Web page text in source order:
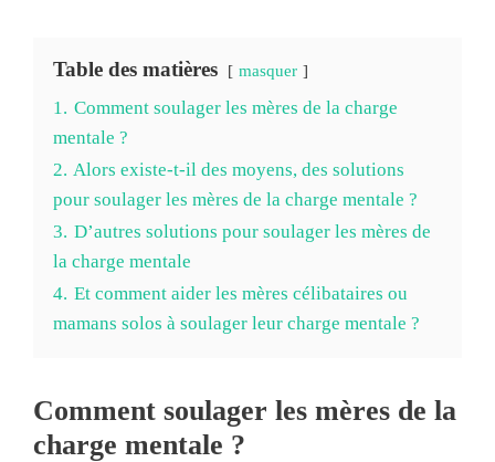
Table des matières masquer
1. Comment soulager les mères de la charge
mentale ?
2. Alors existe-t-il des moyens, des solutions
pour soulager les mères de la charge mentale ?
3. D’autres solutions pour soulager les mères de
la charge mentale
4. Et comment aider les mères célibataires ou
mamans solos à soulager leur charge mentale ?
Comment soulager les mères de la
charge mentale ?